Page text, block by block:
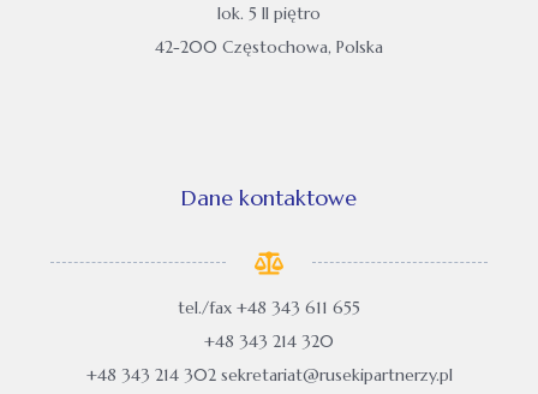
lok. 5 II piętro
42-200 Częstochowa, Polska
Dane kontaktowe
tel./fax +48 343 611 655
+48 343 214 320
+48 343 214 302 sekretariat@rusekipartnerzy.pl